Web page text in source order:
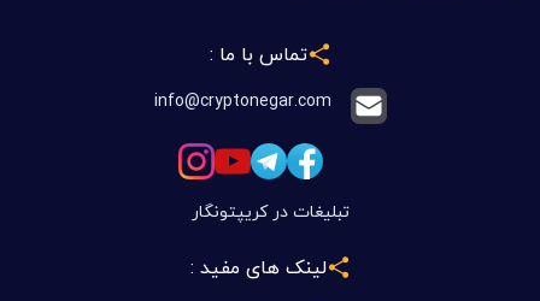
تماس با ما :
info@cryptonegar.com
تبلیغات در کریپتونگار
لینک های مفید :